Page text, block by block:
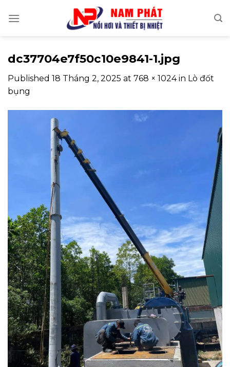
dc37704e7f50c10e9841-1.jpg
Published 18 Tháng 2, 2025 at 768 × 1024in Lò đốt
bụng